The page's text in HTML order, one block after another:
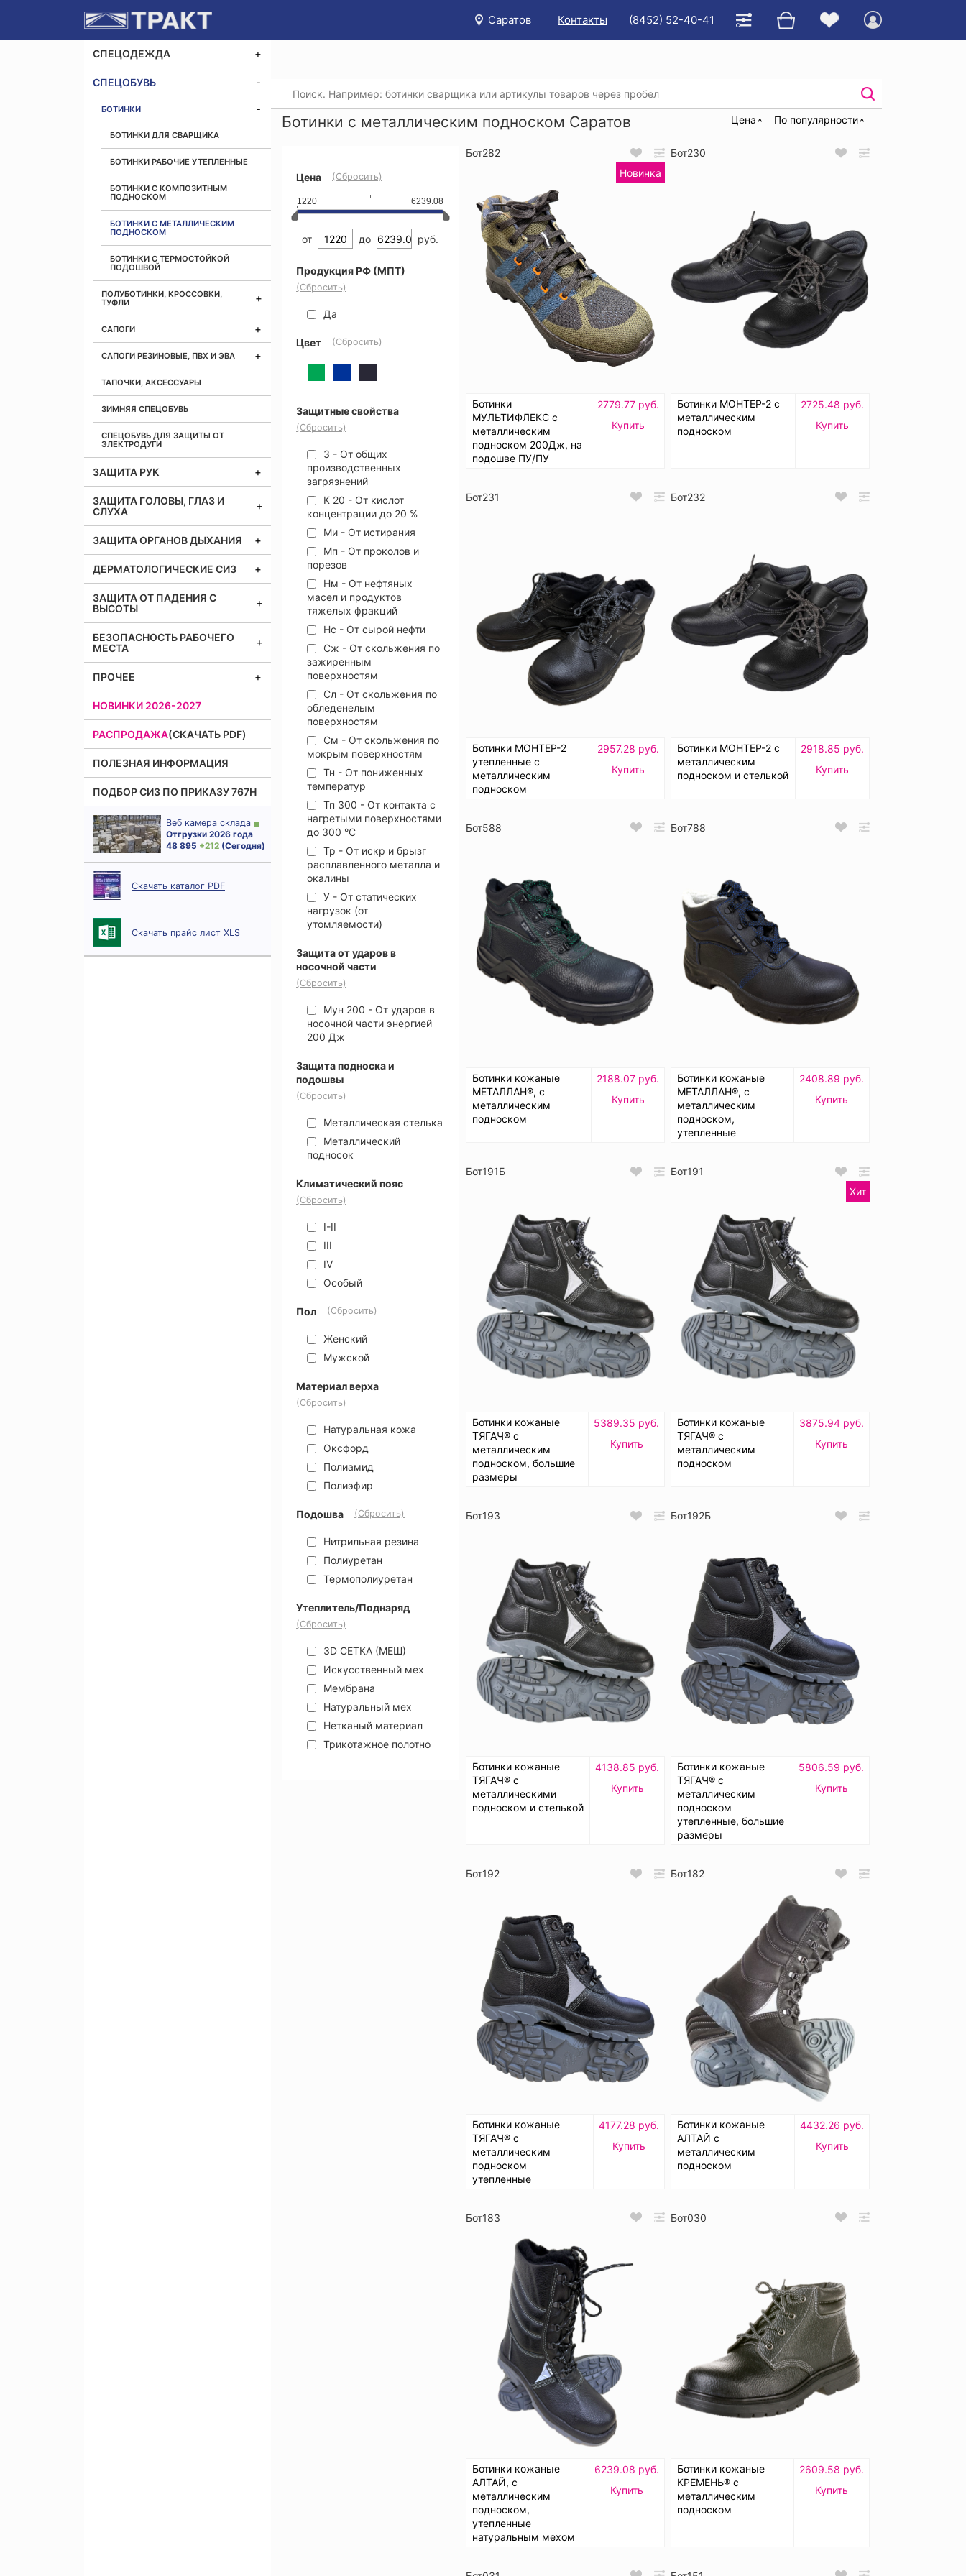
Саратов Контакты (8452) 52-40-41
СПЕЦОДЕЖДА
СПЕЦОБУВЬ
БОТИНКИ
БОТИНКИ ДЛЯ СВАРЩИКА
БОТИНКИ РАБОЧИЕ УТЕПЛЕННЫЕ
БОТИНКИ С КОМПОЗИТНЫМ
ПОДНОСКОМ
БОТИНКИ С МЕТАЛЛИЧЕСКИМ
ПОДНОСКОМ
БОТИНКИ С ТЕРМОСТОЙКОЙ
ПОДОШВОЙ
ПОЛУБОТИНКИ, КРОССОВКИ,
ТУФЛИ
САПОГИ
САПОГИ РЕЗИНОВЫЕ, ПВХ И ЭВА
ТАПОЧКИ, АКСЕССУАРЫ
ЗИМНЯЯ СПЕЦОБУВЬ
СПЕЦОБУВЬ ДЛЯ ЗАЩИТЫ ОТ
ЭЛЕКТРОДУГИ
ЗАЩИТА РУК
ЗАЩИТА ГОЛОВЫ, ГЛАЗ И
СЛУХА
ЗАЩИТА ОРГАНОВ ДЫХАНИЯ
ДЕРМАТОЛОГИЧЕСКИЕ СИЗ
ЗАЩИТА ОТ ПАДЕНИЯ С
ВЫСОТЫ
БЕЗОПАСНОСТЬ РАБОЧЕГО
МЕСТА
ПРОЧЕЕ
НОВИНКИ 2026-2027
РАСПРОДАЖА(СКАЧАТЬ PDF)
ПОЛЕЗНАЯ ИНФОРМАЦИЯ
ПОДБОР СИЗ ПО ПРИКАЗУ 767Н
Веб камера склада
Отгрузки 2026 года
48 895 + 212 (Сегодня)
Скачать каталог PDF
Скачать прайс лист XLS
Ботинки с металлическим подноском Саратов Цена По популярности
Цена (Сбросить)
1220 6239.08
от до руб.
Продукция РФ (МПТ)
(Сбросить)
Да
Цвет (Сбросить)
Защитные свойства
(Сбросить)
З - От общих
производственных
загрязнений
К 20 - От кислот
концентрации до 20 %
Ми - От истирания
Мп - От проколов и
порезов
Нм - От нефтяных
масел и продуктов
тяжелых фракций
Нс - От сырой нефти
Сж - От скольжения по
зажиренным
поверхностям
Сл - От скольжения по
обледенелым
поверхностям
См - От скольжения по
мокрым поверхностям
Тн - От пониженных
температур
Тп 300 - От контакта с
нагретыми поверхностями
до 300 °С
Тр - От искр и брызг
расплавленного металла и
окалины
У - От статических
нагрузок (от
утомляемости)
Защита от ударов в
носочной части
(Сбросить)
Мун 200 - От ударов в
носочной части энергией
200 Дж
Защита подноска и
подошвы
(Сбросить)
Металлическая стелька
Металлический
подносок
Климатический пояс
(Сбросить)
I-II
III
IV
Особый
Пол (Сбросить)
Женский
Мужской
Материал верха
(Сбросить)
Натуральная кожа
Оксфорд
Полиамид
Полиэфир
Подошва (Сбросить)
Нитрильная резина
Полиуретан
Термополиуретан
Утеплитель/Поднаряд
(Сбросить)
3D СЕТКА (МЕШ)
Искусственный мех
Мембрана
Натуральный мех
Нетканый материал
Трикотажное полотно
Бот282
Новинка
Ботинки
МУЛЬТИФЛЕКС с
металлическим
подноском 200Дж, на
подошве ПУ/ПУ
2779.77 руб.
Купить
Бот230
Ботинки МОНТЕР-2 с
металлическим
подноском
2725.48 руб.
Купить
Бот231
Ботинки МОНТЕР-2
утепленные с
металлическим
подноском
2957.28 руб.
Купить
Бот232
Ботинки МОНТЕР-2 с
металлическим
подноском и стелькой
2918.85 руб.
Купить
Бот588
Ботинки кожаные
МЕТАЛЛАН®, с
металлическим
подноском
2188.07 руб.
Купить
Бот788
Ботинки кожаные
МЕТАЛЛАН®, с
металлическим
подноском,
утепленные
2408.89 руб.
Купить
Бот191Б
Ботинки кожаные
ТЯГАЧ® с
металлическим
подноском, большие
размеры
5389.35 руб.
Купить
Бот191
Хит
Ботинки кожаные
ТЯГАЧ® с
металлическим
подноском
3875.94 руб.
Купить
Бот193
Ботинки кожаные
ТЯГАЧ® с
металлическими
подноском и стелькой
4138.85 руб.
Купить
Бот192Б
Ботинки кожаные
ТЯГАЧ® с
металлическим
подноском
утепленные, большие
размеры
5806.59 руб.
Купить
Бот192
Ботинки кожаные
ТЯГАЧ® с
металлическим
подноском
утепленные
4177.28 руб.
Купить
Бот182
Ботинки кожаные
АЛТАЙ с
металлическим
подноском
4432.26 руб.
Купить
Бот183
Ботинки кожаные
АЛТАЙ, с
металлическим
подноском,
утепленные
натуральным мехом
6239.08 руб.
Купить
Бот030
Ботинки кожаные
КРЕМЕНЬ® с
металлическим
подноском
2609.58 руб.
Купить